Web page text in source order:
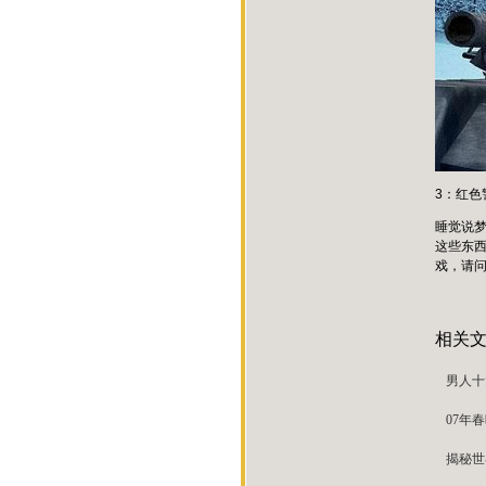
3：红色
睡觉说
这些东
戏，请
相关
男人
07年
揭秘